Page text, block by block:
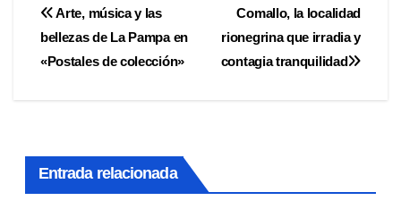
Navegación
de
Comallo, la localidad
rionegrina que irradia y
contagia tranquilidad
Arte, música y las
bellezas de La Pampa en
«Postales de colección»
Entrada relacionada